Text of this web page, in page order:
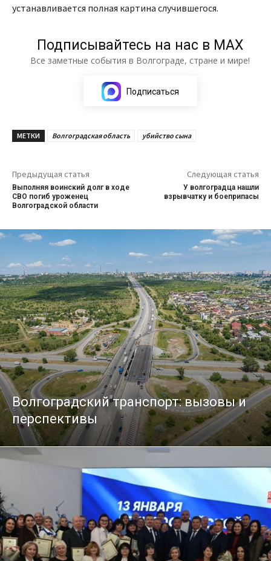
устанавливается полная картина случившегося.
Подписывайтесь на нас в МАХ
Все заметные события в Волгограде, стране и мире!
Подписаться
МЕТКИ Волгоградская область убийство сына
Предыдущая статья
Выполняя воинский долг в ходе
СВО погиб уроженец
Волгоградской области
Следующая статья
У волгоградца нашли
взрывчатку и боеприпасы
Волгоградский транспорт: вызовы и
перспективы